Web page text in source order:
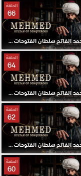
الحلقة
66
مسلسل محمد الفاتح سلطان الفتوحات مترجم الحلقة 66 HD
الحلقة
64
مسلسل محمد الفاتح سلطان الفتوحات مترجم الحلقة 64 HD
الحلقة
62
مسلسل محمد الفاتح سلطان الفتوحات مترجم الحلقة 62 HD
الحلقة
60